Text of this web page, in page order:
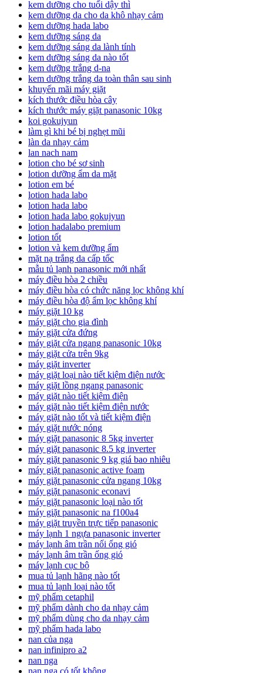
kem dưỡng cho tuổi dậy thì
kem dưỡng da cho da khô nhạy cảm
kem dưỡng hada labo
kem dưỡng sáng da
kem dưỡng sáng da lành tính
kem dưỡng sáng da nào tốt
kem dưỡng trắng d-na
kem dưỡng trắng da toàn thân sau sinh
khuyến mãi máy giặt
kích thước điều hòa cây
kích thước máy giặt panasonic 10kg
koi gokujyun
làm gì khi bé bị nghẹt mũi
làn da nhạy cảm
lan nach nam
lotion cho bé sơ sinh
lotion dưỡng ẩm da mặt
lotion em bé
lotion hada labo
lotion hada labo
lotion hada labo gokujyun
lotion hadalabo premium
lotion tốt
lotion và kem dưỡng ẩm
mặt nạ trắng da cấp tốc
mẫu tủ lạnh panasonic mới nhất
máy điều hòa 2 chiều
máy điều hòa có chức năng lọc không khí
máy điều hòa độ ẩm lọc không khí
máy giặt 10 kg
máy giặt cho gia đình
máy giặt cửa đứng
máy giặt cửa ngang panasonic 10kg
máy giặt cửa trên 9kg
máy giặt inverter
máy giặt loại nào tiết kiệm điện nước
máy giặt lồng ngang panasonic
máy giặt nào tiết kiệm điện
máy giặt nào tiết kiệm điện nước
máy giặt nào tốt và tiết kiệm điện
máy giặt nước nóng
máy giặt panasonic 8 5kg inverter
máy giặt panasonic 8.5 kg inverter
máy giặt panasonic 9 kg giá bao nhiêu
máy giặt panasonic active foam
máy giặt panasonic cửa ngang 10kg
máy giặt panasonic econavi
máy giặt panasonic loại nào tốt
máy giặt panasonic na f100a4
máy giặt truyền trực tiếp panasonic
máy lạnh 1 ngựa panasonic inverter
máy lạnh âm trần nối ống gió
máy lạnh âm trần ống gió
máy lạnh cục bộ
mua tủ lạnh hãng nào tốt
mua tủ lạnh loại nào tốt
mỹ phẩm cetaphil
mỹ phẩm dành cho da nhạy cảm
mỹ phẩm dùng cho da nhạy cảm
mỹ phẩm hada labo
nan của nga
nan infinipro a2
nan nga
nan nga có tốt không